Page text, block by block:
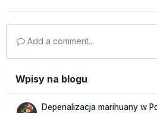
Add a comment...
Wpisy na blogu
Depenalizacja marihuany w